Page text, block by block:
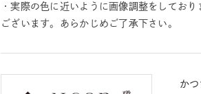
・実際の色に近いように画像調整をしてお
ございます。あらかじめご了承下さい。
か